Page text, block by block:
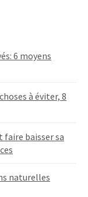
6 moyens
à éviter, 8
faire baisser sa
naturelles